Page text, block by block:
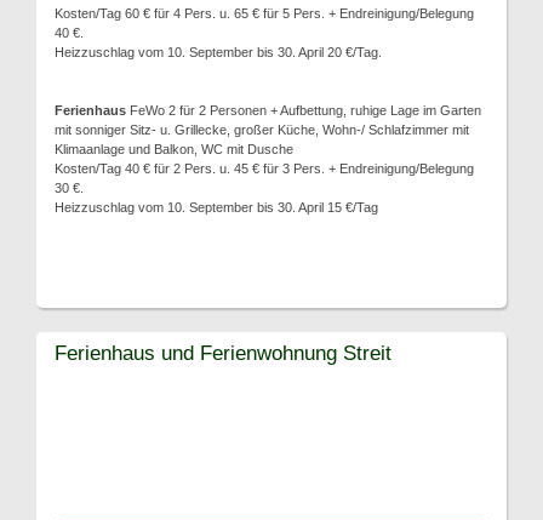
Kosten/Tag 60 € für 4 Pers. u. 65 € für 5 Pers. + Endreinigung/Belegung
40 €.
Heizzuschlag vom 10. September bis 30. April 20 €/Tag.
Ferienhaus FeWo 2 für 2 Personen + Aufbettung, ruhige Lage im Garten
mit sonniger Sitz- u. Grillecke, großer Küche, Wohn-/ Schlafzimmer mit
Klimaanlage und Balkon, WC mit Dusche
Kosten/Tag 40 € für 2 Pers. u. 45 € für 3 Pers. + Endreinigung/Belegung
30 €.
Heizzuschlag vom 10. September bis 30. April 15 €/Tag
Ferienhaus und Ferienwohnung Streit